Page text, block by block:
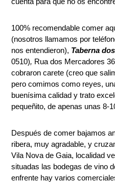
100% recomendable comer
(nosotros llamamos por
nos entendieron), Taberna
0510), Rua dos Mercadores
cobraron carete (creo que
pero comimos como reyes,
buenísima calidad y trato
pequeñito, de apenas unas 8-
Después de comer bajamos
ribera, muy agradable, y
Vila Nova de Gaia, localidad
situadas las bodegas de vino
enfrente hay varios